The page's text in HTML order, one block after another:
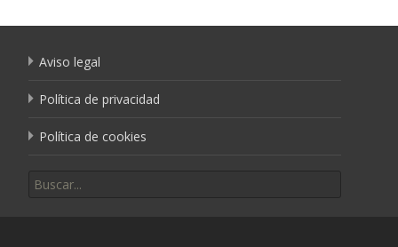
Aviso legal
Política de privacidad
Política de cookies